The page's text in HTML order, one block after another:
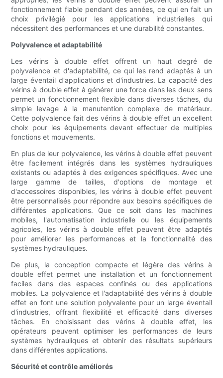
fonctionnement fiable pendant des années, ce qui en fait un
choix privilégié pour les applications industrielles qui
nécessitent des performances et une durabilité constantes.
Polyvalence et adaptabilité
Les vérins à double effet offrent un haut degré de
polyvalence et d'adaptabilité, ce qui les rend adaptés à un
large éventail d'applications et d'industries. La capacité des
vérins à double effet à générer une force dans les deux sens
permet un fonctionnement flexible dans diverses tâches, du
simple levage à la manutention complexe de matériaux.
Cette polyvalence fait des vérins à double effet un excellent
choix pour les équipements devant effectuer de multiples
fonctions et mouvements.
En plus de leur polyvalence, les vérins à double effet peuvent
être facilement intégrés dans les systèmes hydrauliques
existants ou adaptés à des exigences spécifiques. Avec une
large gamme de tailles, d'options de montage et
d'accessoires disponibles, les vérins à double effet peuvent
être personnalisés pour répondre aux besoins spécifiques de
différentes applications. Que ce soit dans les machines
mobiles, l'automatisation industrielle ou les équipements
agricoles, les vérins à double effet peuvent être adaptés
pour améliorer les performances et la fonctionnalité des
systèmes hydrauliques.
De plus, la conception compacte et légère des vérins à
double effet permet une installation et un fonctionnement
faciles dans des espaces confinés ou des applications
mobiles. La polyvalence et l'adaptabilité des vérins à double
effet en font une solution polyvalente pour un large éventail
d'industries, offrant flexibilité et efficacité dans diverses
tâches. En choisissant des vérins à double effet, les
opérateurs peuvent optimiser les performances de leurs
systèmes hydrauliques et obtenir des résultats supérieurs
dans différentes applications.
Sécurité et contrôle améliorés